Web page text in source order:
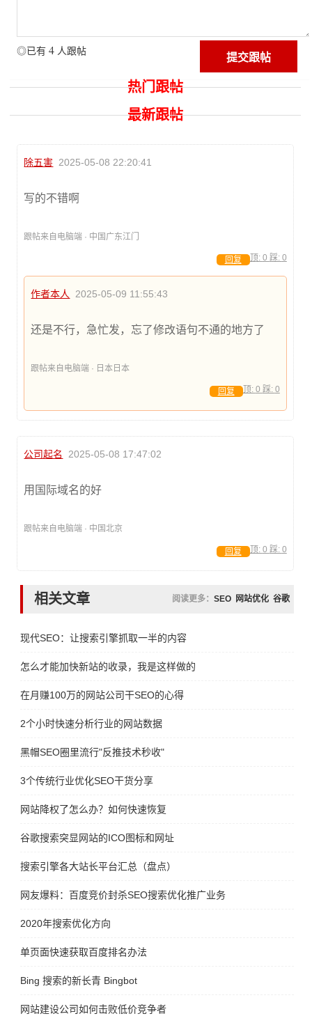
◎已有 4 人跟帖
热门跟帖
最新跟帖
除五害 2025-05-08 22:20:41
写的不错啊
跟帖来自电脑端 · 中国广东江门
顶: 0 踩: 0
回复
作者本人 2025-05-09 11:55:43
还是不行，急忙发，忘了修改语句不通的地方了
跟帖来自电脑端 · 日本日本
顶: 0 踩: 0
回复
公司起名 2025-05-08 17:47:02
用国际域名的好
跟帖来自电脑端 · 中国北京
顶: 0 踩: 0
回复
相关文章 阅读更多： SEO 网站优化 谷歌
现代SEO：让搜索引擎抓取一半的内容
怎么才能加快新站的收录，我是这样做的
在月赚100万的网站公司干SEO的心得
2个小时快速分析行业的网站数据
黑帽SEO圈里流行"反推技术秒收"
3个传统行业优化SEO干货分享
网站降权了怎么办？如何快速恢复
谷歌搜索突显网站的ICO图标和网址
搜索引擎各大站长平台汇总（盘点）
网友爆料：百度竞价封杀SEO搜索优化推广业务
2020年搜索优化方向
单页面快速获取百度排名办法
Bing 搜索的新长青 Bingbot
网站建设公司如何击败低价竞争者